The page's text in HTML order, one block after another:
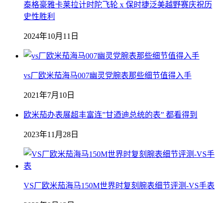
泰格豪雅卡莱拉计时陀飞轮 x 保时捷泛美越野赛庆祝历
史性胜利
2024年10月11日
vs厂欧米茄海马007幽灵党腕表那些细节值得入手
2021年7月10日
欧米茄办表展超丰富连”甘迺迪总统的表” 都看得到
2023年11月28日
VS厂欧米茄海马150M世界时复刻腕表细节评测-VS手表